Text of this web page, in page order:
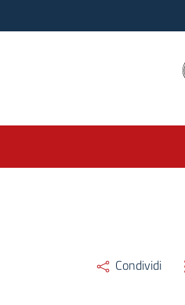
Condividi